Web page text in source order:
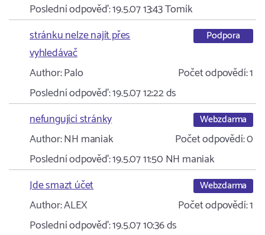
Poslední odpověď:19.5.07 13:43Tomík
stránku nelze najít přes
vyhledávač
Podpora
Author:Palo Počet odpovědí:1
Poslední odpověď:19.5.07 12:22ds
nefungující stránky
Webzdarma
Author:NH maniak Počet odpovědí:0
Poslední odpověď:19.5.07 11:50 NH maniak
Jde smazt účet
Webzdarma
Author:ALEX Počet odpovědí:1
Poslední odpověď:19.5.07 10:36ds